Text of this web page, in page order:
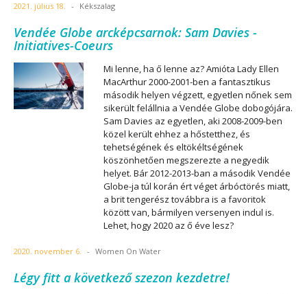
2021. július 18. - Kékszalag
Vendée Globe arcképcsarnok: Sam Davies -
Initiatives-Coeurs
Mi lenne, ha ő lenne az? Amióta Lady Ellen
MacArthur 2000-2001-ben a fantasztikus
második helyen végzett, egyetlen nőnek sem
sikerült felállnia a Vendée Globe dobogójára.
Sam Davies az egyetlen, aki 2008-2009-ben
közel került ehhez a hőstetthez, és
tehetségének és eltökéltségének
köszönhetően megszerezte a negyedik
helyet. Bár 2012-2013-ban a második Vendée
Globe-ja túl korán ért véget árbóctörés miatt,
a brit tengerész továbbra is a favoritok
között van, bármilyen versenyen indul is.
Lehet, hogy 2020 az ő éve lesz?
2020. november 6. - Women On Water
Légy fitt a következő szezon kezdetre!